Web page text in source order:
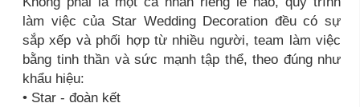
làm việc của Star Wedding Decoration đều có sự
sắp xếp và phối hợp từ nhiều người, team làm việc
bằng tinh thần và sức mạnh tập thể, theo đúng như
khẩu hiệu:
• Star - đoàn kết